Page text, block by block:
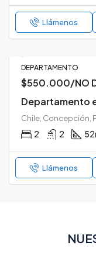
Llámenos
DEPARTAMENTO
$550.000/NO
Chile, Concepción,
2 2 52
Llámenos